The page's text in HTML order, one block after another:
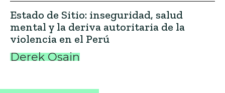
Estado de Sitio: inseguridad, salud
mental y la deriva autoritaria de la
violencia en el Perú
Derek Osain